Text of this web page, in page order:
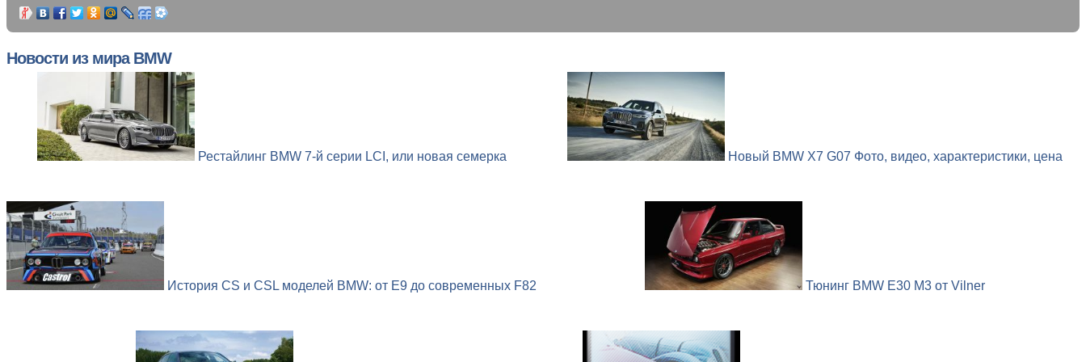
Новости из мира BMW
Рестайлинг BMW 7-й серии LCI, или новая семерка Новый BMW X7 G07 Фото, видео, характеристики, цена
История CS и CSL моделей BMW: от E9 до современных F82 Тюнинг BMW E30 M3 от Vilner